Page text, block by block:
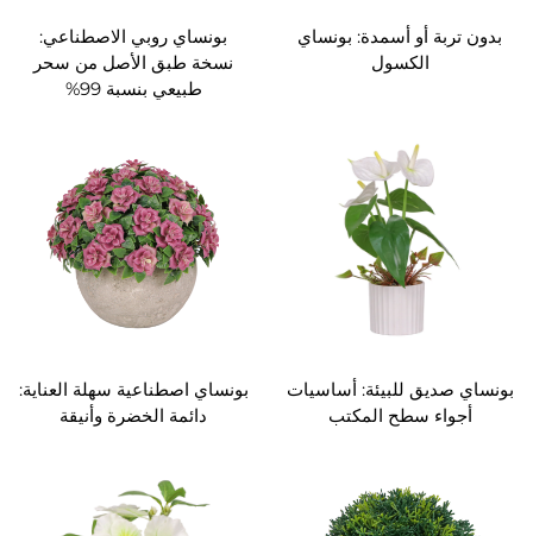
بدون تربة أو أسمدة: بونساي
الكسول
بونساي روبي الاصطناعي:
نسخة طبق الأصل من سحر
طبيعي بنسبة 99%
بونساي صديق للبيئة: أساسيات
أجواء سطح المكتب
بونساي اصطناعية سهلة العناية:
دائمة الخضرة وأنيقة